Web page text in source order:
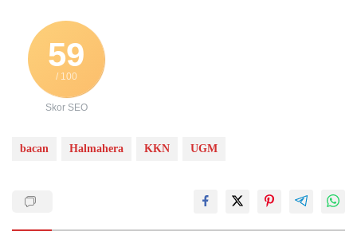
59
/ 100
Skor SEO
bacan Halmahera KKN UGM